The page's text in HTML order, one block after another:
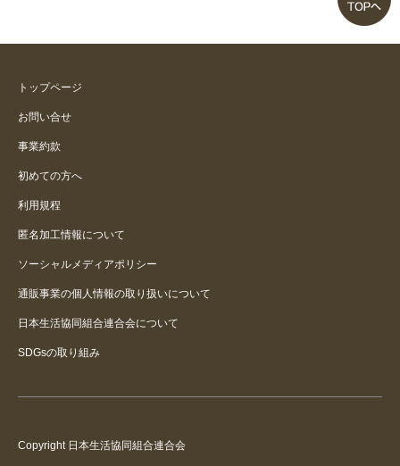
トップページ
お問い合せ
事業約款
初めての方へ
利用規程
匿名加工情報について
ソーシャルメディアポリシー
通販事業の個人情報の取り扱いについて
日本生活協同組合連合会について
SDGsの取り組み
Copyright 日本生活協同組合連合会